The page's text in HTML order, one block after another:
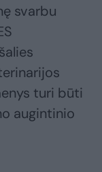
svarbu
turi būti
augintinio